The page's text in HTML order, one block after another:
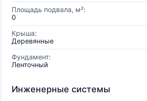
Площадь подвала, м²:
0
Крыша:
Деревянные
Фундамент:
Ленточный
Инженерные системы